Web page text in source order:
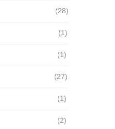
(28)
(1)
(1)
(27)
(1)
(2)